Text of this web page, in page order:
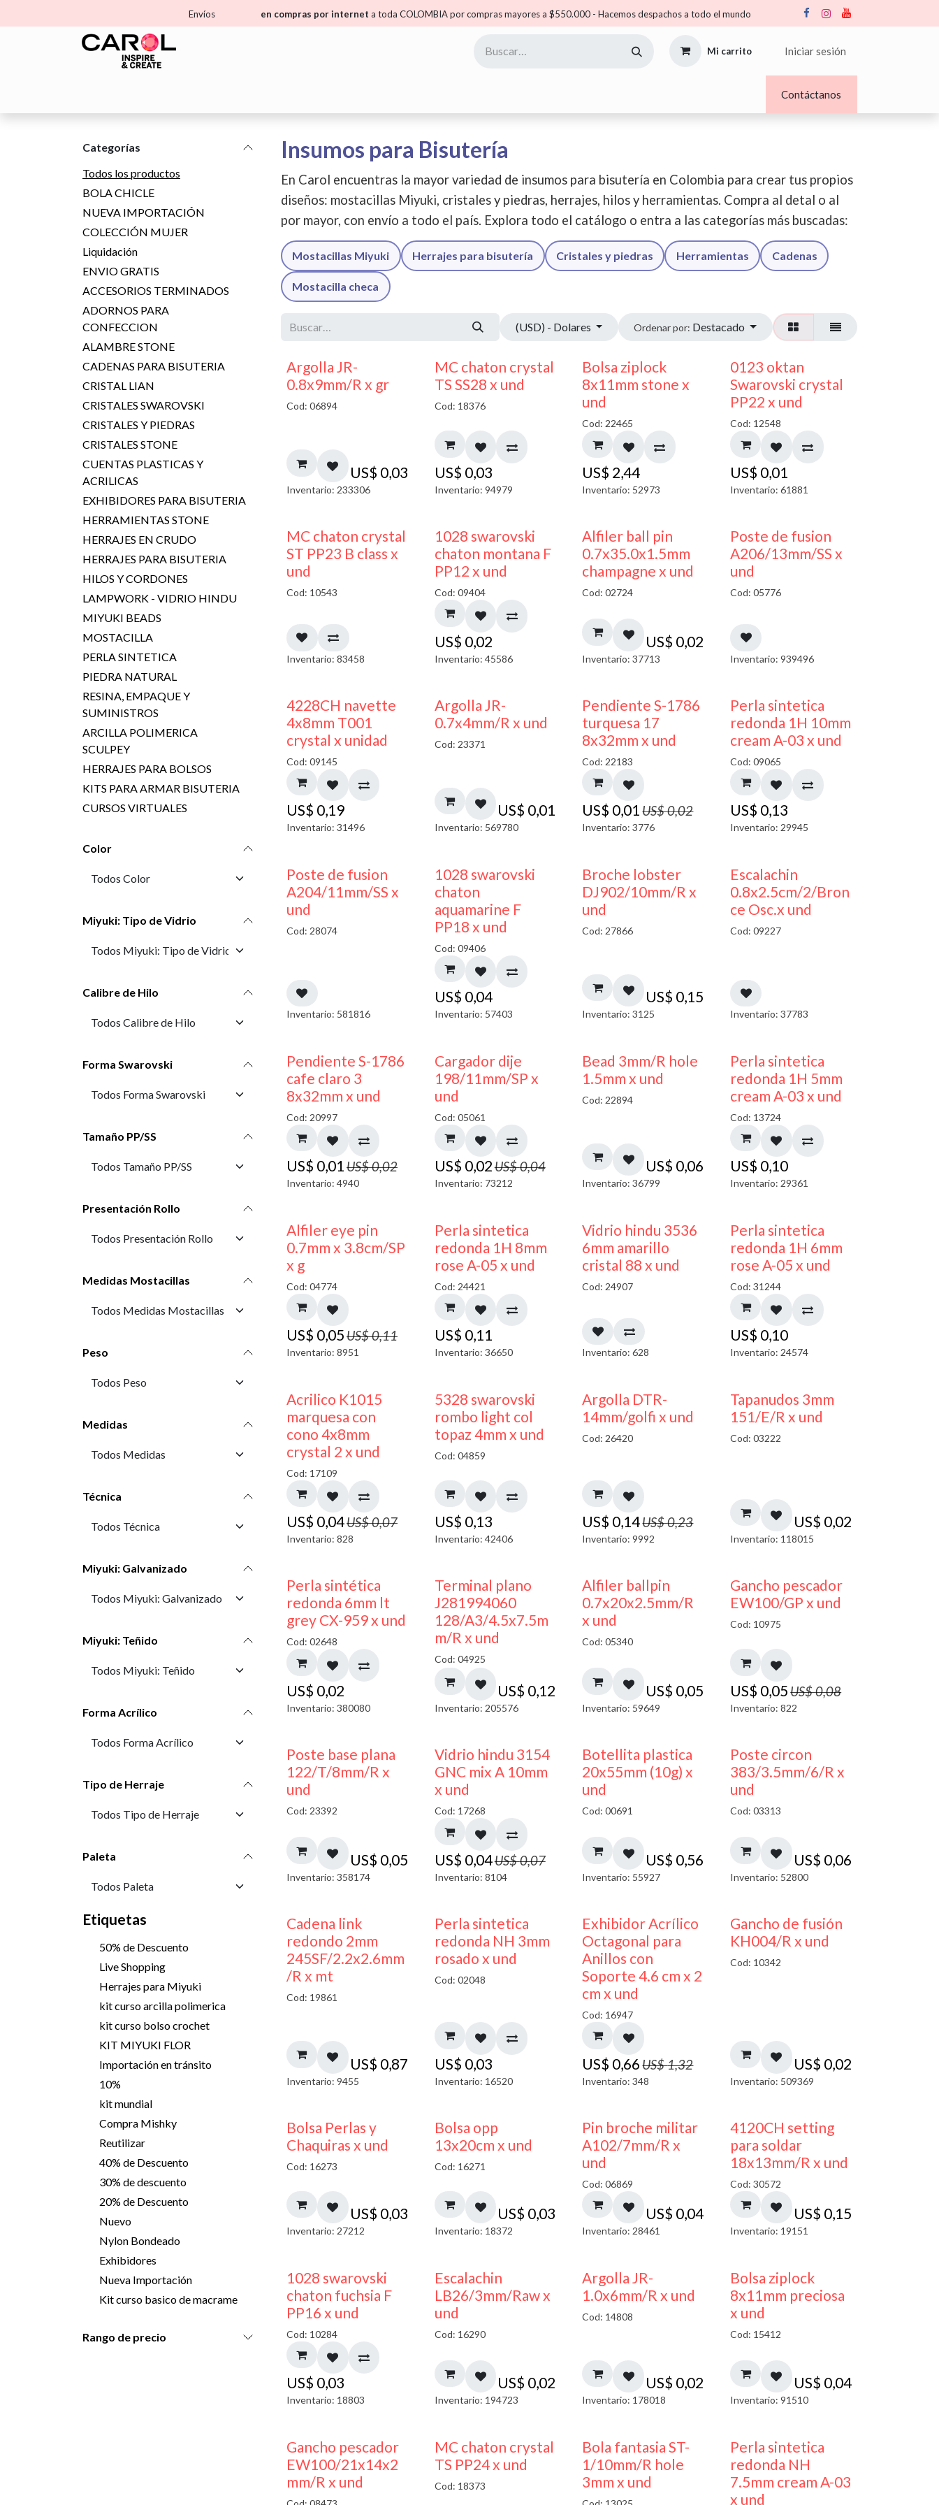
Envíos en compras por internet a toda COLOMBIA por compras mayores a $550.000 - Hacemos despachos a todo el mundo
Mi carrito Iniciar sesión
Contáctanos
Categorías
Todos los productos
BOLA CHICLE
NUEVA IMPORTACIÓN
COLECCIÓN MUJER
Liquidación
ENVIO GRATIS
ACCESORIOS TERMINADOS
ADORNOS PARA
CONFECCION
ALAMBRE STONE
CADENAS PARA BISUTERIA
CRISTAL LIAN
CRISTALES SWAROVSKI
CRISTALES Y PIEDRAS
CRISTALES STONE
CUENTAS PLASTICAS Y
ACRILICAS
EXHIBIDORES PARA BISUTERIA
HERRAMIENTAS STONE
HERRAJES EN CRUDO
HERRAJES PARA BISUTERIA
HILOS Y CORDONES
LAMPWORK - VIDRIO HINDU
MIYUKI BEADS
MOSTACILLA
PERLA SINTETICA
PIEDRA NATURAL
RESINA, EMPAQUE Y
SUMINISTROS
ARCILLA POLIMERICA
SCULPEY
HERRAJES PARA BOLSOS
KITS PARA ARMAR BISUTERIA
CURSOS VIRTUALES
Color
Miyuki: Tipo de Vidrio
Calibre de Hilo
Forma Swarovski
Tamaño PP/SS
Presentación Rollo
Medidas Mostacillas
Peso
Medidas
Técnica
Miyuki: Galvanizado
Miyuki: Teñido
Forma Acrílico
Tipo de Herraje
Paleta
Etiquetas
50% de Descuento
Live Shopping
Herrajes para Miyuki
kit curso arcilla polimerica
kit curso bolso crochet
KIT MIYUKI FLOR
Importación en tránsito
10%
kit mundial
Compra Mishky
Reutilizar
40% de Descuento
30% de descuento
20% de Descuento
Nuevo
Nylon Bondeado
Exhibidores
Nueva Importación
Kit curso basico de macrame
Rango de precio
Insumos para Bisutería
En Carol encuentras la mayor variedad de insumos para bisutería en Colombia para crear tus propios
diseños: mostacillas Miyuki, cristales y piedras, herrajes, hilos y herramientas. Compra al detal o al
por mayor, con envío a todo el país. Explora todo el catálogo o entra a las categorías más buscadas:
Mostacillas Miyuki Herrajes para bisutería Cristales y piedras Herramientas Cadenas
Mostacilla checa
(USD) - Dolares Ordenar por: Destacado
Argolla JR-
0.8x9mm/R x gr
Cod: 06894
US$ 0,03
Inventario: 233306
MC chaton crystal
TS SS28 x und
Cod: 18376
US$ 0,03
Inventario: 94979
¡NUEVO!
Bolsa ziplock
8x11mm stone x
und
Cod: 22465
US$ 2,44
Inventario: 52973
0123 oktan
Swarovski crystal
PP22 x und
Cod: 12548
US$ 0,01
Inventario: 61881
MC chaton crystal
ST PP23 B class x
und
Cod: 10543
Inventario: 83458
1028 swarovski
chaton montana F
PP12 x und
Cod: 09404
US$ 0,02
Inventario: 45586
Alfiler ball pin
0.7x35.0x1.5mm
champagne x und
Cod: 02724
US$ 0,02
Inventario: 37713
Poste de fusion
A206/13mm/SS x
und
Cod: 05776
Inventario: 939496
4228CH navette
4x8mm T001
crystal x unidad
Cod: 09145
US$ 0,19
Inventario: 31496
Argolla JR-
0.7x4mm/R x und
Cod: 23371
US$ 0,01
Inventario: 569780
50% DESCUENTO
Pendiente S-1786
turquesa 17
8x32mm x und
Cod: 22183
US$ 0,01 US$0,02
Inventario: 3776
Perla sintetica
redonda 1H 10mm
cream A-03 x und
Cod: 09065
US$ 0,13
Inventario: 29945
Poste de fusion
A204/11mm/SS x
und
Cod: 28074
Inventario: 581816
1028 swarovski
chaton
aquamarine F
PP18 x und
Cod: 09406
US$ 0,04
Inventario: 57403
Broche lobster
DJ902/10mm/R x
und
Cod: 27866
US$ 0,15
Inventario: 3125
Escalachin
0.8x2.5cm/2/Bron
ce Osc.x und
Cod: 09227
Inventario: 37783
50% DESCUENTO
Pendiente S-1786
cafe claro 3
8x32mm x und
Cod: 20997
US$ 0,01US$0,02
Inventario: 4940
50% DESCUENTO
Cargador dije
198/11mm/SP x
und
Cod: 05061
US$ 0,02US$0,04
Inventario: 73212
Bead 3mm/R hole
1.5mm x und
Cod: 22894
US$ 0,06
Inventario: 36799
Perla sintetica
redonda 1H 5mm
cream A-03 x und
Cod: 13724
US$ 0,10
Inventario: 29361
50% DESCUENTO
Alfiler eye pin
0.7mm x 3.8cm/SP
x g
Cod: 04774
US$ 0,05US$0,11
Inventario: 8951
Perla sintetica
redonda 1H 8mm
rose A-05 x und
Cod: 24421
US$ 0,11
Inventario: 36650
Vidrio hindu 3536
6mm amarillo
cristal 88 x und
Cod: 24907
Inventario: 628
Perla sintetica
redonda 1H 6mm
rose A-05 x und
Cod: 31244
US$ 0,10
Inventario: 24574
50% DESCUENTO
Acrilico K1015
marquesa con
cono 4x8mm
crystal 2 x und
Cod: 17109
US$ 0,04US$0,07
Inventario: 828
5328 swarovski
rombo light col
topaz 4mm x und
Cod: 04859
US$ 0,13
Inventario: 42406
40% DESCUENTO
Argolla DTR-
14mm/golfi x und
Cod: 26420
US$ 0,14US$0,23
Inventario: 9992
Tapanudos 3mm
151/E/R x und
Cod: 03222
US$ 0,02
Inventario: 118015
Perla sintética
redonda 6mm lt
grey CX-959 x und
Cod: 02648
US$ 0,02
Inventario: 380080
Terminal plano
J281994060
128/A3/4.5x7.5m
m/R x und
Cod: 04925
US$ 0,12
Inventario: 205576
Alfiler ballpin
0.7x20x2.5mm/R
x und
Cod: 05340
US$ 0,05
Inventario: 59649
40% DESCUENTO
Gancho pescador
EW100/GP x und
Cod: 10975
US$ 0,05US$0,08
Inventario: 822
Poste base plana
122/T/8mm/R x
und
Cod: 23392
US$ 0,05
Inventario: 358174
40% DESCUENTO
Vidrio hindu 3154
GNC mix A 10mm
x und
Cod: 17268
US$ 0,04US$0,07
Inventario: 8104
Botellita plastica
20x55mm (10g) x
und
Cod: 00691
US$ 0,56
Inventario: 55927
Poste circon
383/3.5mm/6/R x
und
Cod: 03313
US$ 0,06
Inventario: 52800
Cadena link
redondo 2mm
245SF/2.2x2.6mm
/R x mt
Cod: 19861
US$ 0,87
Inventario: 9455
Perla sintetica
redonda NH 3mm
rosado x und
Cod: 02048
US$ 0,03
Inventario: 16520
50% DESCUENTO
Exhibidor Acrílico
Octagonal para
Anillos con
Soporte 4.6 cm x 2
cm x und
Cod: 16947
US$ 0,66 US$1,32
Inventario: 348
Gancho de fusión
KH004/R x und
Cod: 10342
US$ 0,02
Inventario: 509369
Bolsa Perlas y
Chaquiras x und
Cod: 16273
US$ 0,03
Inventario: 27212
Bolsa opp
13x20cm x und
Cod: 16271
US$ 0,03
Inventario: 18372
Pin broche militar
A102/7mm/R x
und
Cod: 06869
US$ 0,04
Inventario: 28461
4120CH setting
para soldar
18x13mm/R x und
Cod: 30572
US$ 0,15
Inventario: 19151
1028 swarovski
chaton fuchsia F
PP16 x und
Cod: 10284
US$ 0,03
Inventario: 18803
Escalachin
LB26/3mm/Raw x
und
Cod: 16290
US$ 0,02
Inventario: 194723
Argolla JR-
1.0x6mm/R x und
Cod: 14808
US$ 0,02
Inventario: 178018
¡NUEVO!
Bolsa ziplock
8x11mm preciosa
x und
Cod: 15412
US$ 0,04
Inventario: 91510
Gancho pescador
EW100/21x14x2
mm/R x und
MC chaton crystal
TS PP24 x und
Cod: 18373
Bola fantasia ST-
1/10mm/R hole
3mm x und
Perla sintetica
redonda NH
7.5mm cream A-03
x und